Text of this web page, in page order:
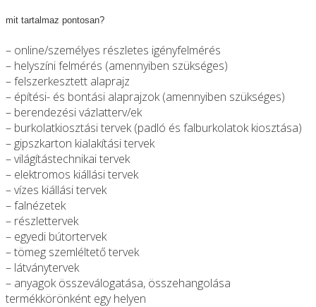
mit tartalmaz pontosan?
– online/személyes részletes igényfelmérés
– helyszíni felmérés (amennyiben szükséges)
– felszerkesztett alaprajz
– építési- és bontási alaprajzok (amennyiben szükséges)
– berendezési vázlatterv/ek
– burkolatkiosztási tervek (padló és falburkolatok kiosztása)
– gipszkarton kialakítási tervek
– világítástechnikai tervek
– elektromos kiállási tervek
– vízes kiállási tervek
– falnézetek
– részlettervek
– egyedi bútortervek
– tömeg szemléltető tervek
– látványtervek
– anyagok összeválogatása, összehangolása
termékkörönként egy helyen